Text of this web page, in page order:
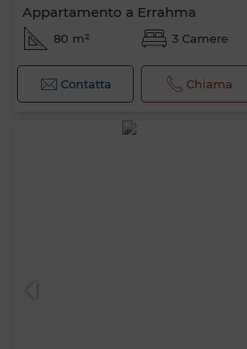
Appartamento a Errahma
80 m² 3 Camere
Contatta Chiama